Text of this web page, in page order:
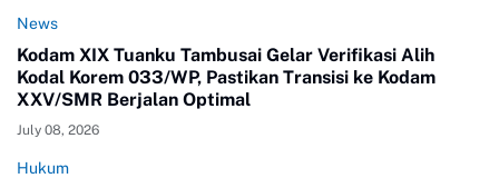
News
Kodam XIX Tuanku Tambusai Gelar Verifikasi Alih
Kodal Korem 033/WP, Pastikan Transisi ke Kodam
XXV/SMR Berjalan Optimal
July 08, 2026
Hukum